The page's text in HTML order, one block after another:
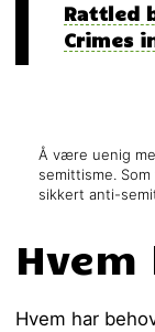
Rattled
Crimes
Å være uenig
semittisme.
sikkert anti-
Hvem har